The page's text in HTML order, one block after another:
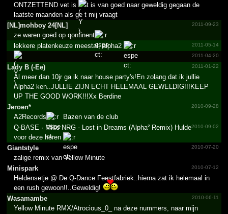
ONTZETTEND vet is
t is van goed naar geweldig gegaan de
laatste maanden als ge t mij vraagt
[NL]mohboy 24[NL]
2011-09-23
ze waren goed op qontinent
2011-05-14
lekkere platenkeuze meestal, alpha2
2011-04-20
Lady B (-Ee) 2011-01-22
Al meer dan 10jr ga ik naar house party's!En zolang dat ik jullie
Alpha2 ken..JULLIE ZIJN ECHT HELEMAAL GEWELDIG!!!KEEP
UP THE GOOD WORK!!!Xx Berdine
Jeroen*
2010-09-28
A2Records Bazen van de club
2010-09-02
Q-BASE · Mike NRG - Lost in Dreams (Alpha² Remix) Hulde
voor deze heren
Giantstyle
2010-07-20
zalige remix van Yellow Minute
Minispark
2010-07-12
Heldensetje @ De Q-Dance Feestfabriek..hierna zat ik helemaal in
een rush gewoon!!..Geweldig!
Wasamambe
2010-06-11
Yellow Minute RMX/Atrocious_0_ na deze nummers, naar mijn